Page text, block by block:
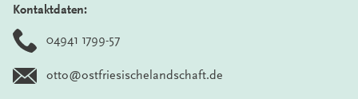
Kontaktdaten:
04941 1799-57
otto@ostfriesischelandschaft.de